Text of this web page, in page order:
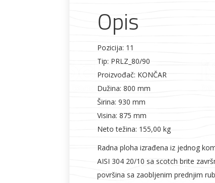
Rasvjeta
Elektromaterijal
Opis
Pozicija: 11
Tip: PRLZ_80/90
Proizvođač: KONČAR
Dužina: 800 mm
Širina: 930 mm
Visina: 875 mm
Neto težina: 155,00 kg
Radna ploha izrađena iz jednog
AISI 304 20/10 sa scotch brite
površina sa zaobljenim prednjim